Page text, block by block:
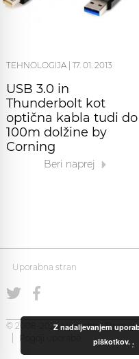
TEHNOLOGIJA 17. 01. 2013
USB 3.0 in
Thunderbolt kot
optična kabla tudi do
100m dolžine by
Corning
Beri naprej
Uporabna stran
© 2008-2026 Uporabna Stran
Pogoji uporabe
Z nadaljevanjem
piškotkov..